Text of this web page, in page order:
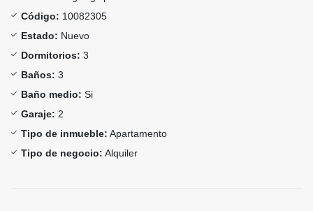
Código: 10082305
Estado: Nuevo
Dormitorios: 3
Baños: 3
Baño medio: Si
Garaje: 2
Tipo de inmueble: Apartamento
Tipo de negocio: Alquiler